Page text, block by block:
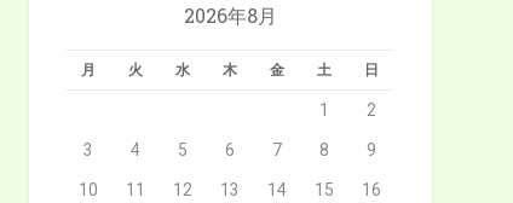
2026年8月
月 火 水 木 金 土 日
1 2
3 4 5 6 7 8 9
10 11 12 13 14 15 16